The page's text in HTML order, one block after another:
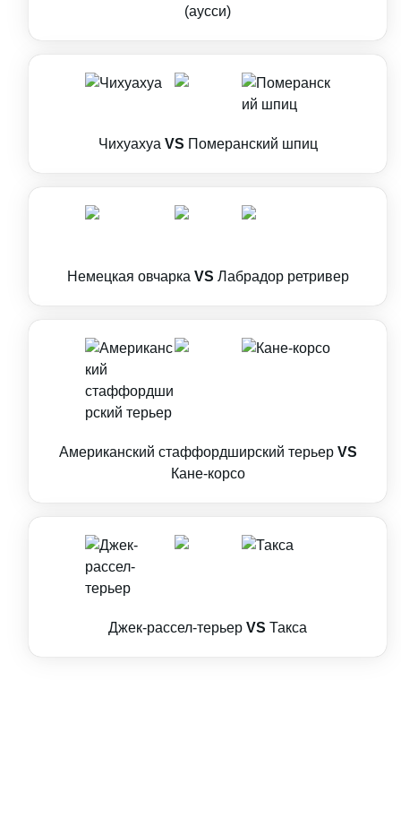
(аусси)
Чихуахуа VS Померанский шпиц
Немецкая овчарка VS Лабрадор ретривер
Американский стаффордширский терьер VS
Кане-корсо
Джек-рассел-терьер VS Такса